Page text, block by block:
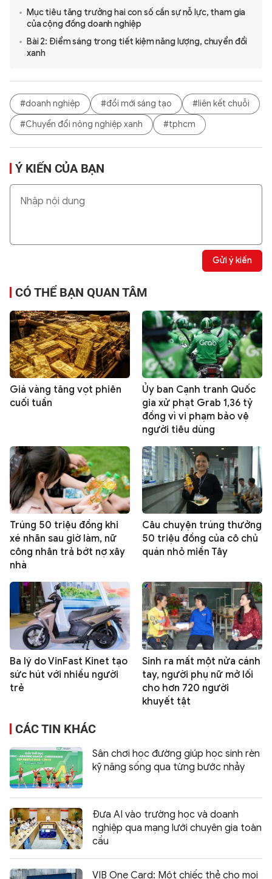
Mục tiêu tăng trưởng hai con số cần sự nỗ lực, tham gia
của cộng đồng doanh nghiệp
Bài 2: Điểm sáng trong tiết kiệm năng lượng, chuyển đổi
xanh
#doanh nghiệp #đổi mới sáng tạo
#liên kết chuỗi
#Chuyển đổi nông nghiệp xanh
#tphcm
Ý KIẾN CỦA BẠN
Gửi ý kiến
CÓ THỂ BẠN QUAN TÂM
Giá vàng tăng vọt phiên
cuối tuần
Ủy ban Cạnh tranh Quốc
gia xử phạt Grab 1,36 tỷ
đồng vì vi phạm bảo vệ
người tiêu dùng
Trúng 50 triệu đồng khi
xé nhãn sau giờ làm, nữ
công nhân trả bớt nợ xây
nhà
Câu chuyện trúng thưởng
50 triệu đồng của cô chủ
quán nhỏ miền Tây
Ba lý do VinFast Kinet tạo
sức hút với nhiều người
trẻ
Sinh ra mất một nửa cánh
tay, người phụ nữ mở lối
cho hơn 720 người
khuyết tật
CÁC TIN KHÁC
Sân chơi học đường giúp học sinh rèn
kỹ năng sống qua từng bước nhảy
Đưa AI vào trường học và doanh
nghiệp qua mạng lưới chuyên gia toàn
cầu
VIB One Card: Một chiếc thẻ cho mọi